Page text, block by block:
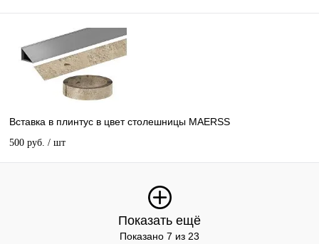
Вставка в плинтус в цвет столешницы MAERSS
500 руб. / шт
Показать ещё
Показано 7 из 23